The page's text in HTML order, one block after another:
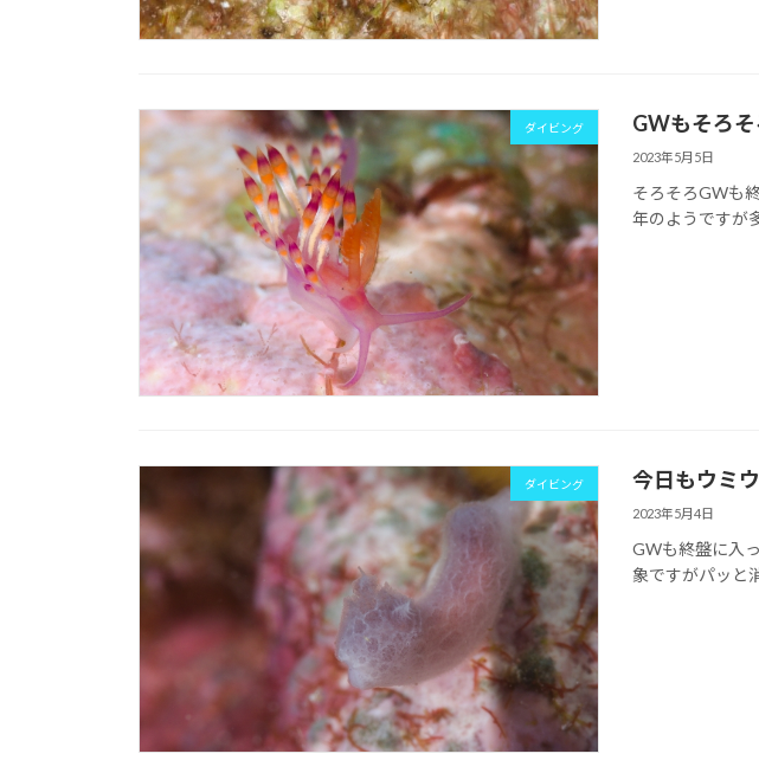
ダイビング GWもそろ
2023年5月5日
そろそろGWも
年のようですが
ダイビング 今日もウミ
2023年5月4日
GWも終盤に入
象ですがパッと